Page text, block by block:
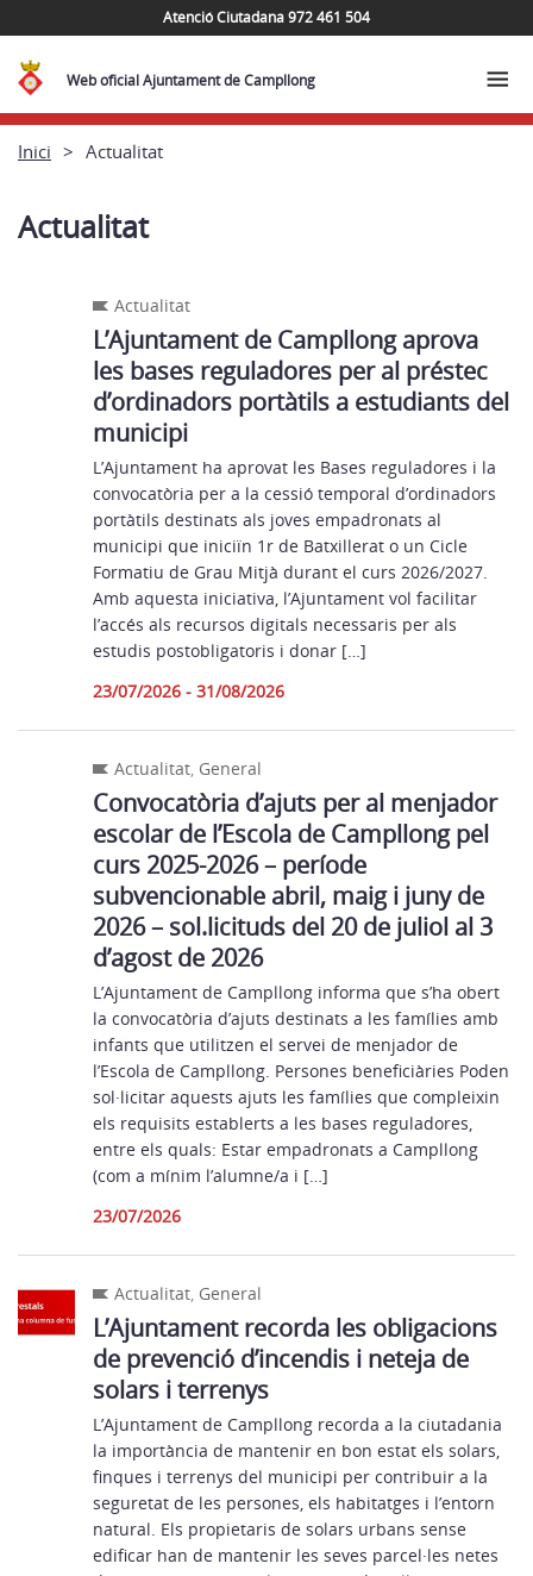
Atenció Ciutadana 972 461 504
Web oficial Ajuntament de Campllong
Inici Actualitat
Actualitat
Actualitat
L’Ajuntament de Campllong aprova
les bases reguladores per al préstec
d’ordinadors portàtils a estudiants del
municipi
L’Ajuntament ha aprovat les Bases reguladores i la
convocatòria per a la cessió temporal d’ordinadors
portàtils destinats als joves empadronats al
municipi que iniciïn 1r de Batxillerat o un Cicle
Formatiu de Grau Mitjà durant el curs 2026/2027.
Amb aquesta iniciativa, l’Ajuntament vol facilitar
l’accés als recursos digitals necessaris per als
estudis postobligatoris i donar […]
23/07/2026 - 31/08/2026
Actualitat, General
Convocatòria d’ajuts per al menjador
escolar de l’Escola de Campllong pel
curs 2025-2026 – període
subvencionable abril, maig i juny de
2026 – sol.licituds del 20 de juliol al 3
d’agost de 2026
L’Ajuntament de Campllong informa que s’ha obert
la convocatòria d’ajuts destinats a les famílies amb
infants que utilitzen el servei de menjador de
l’Escola de Campllong. Persones beneficiàries Poden
sol·licitar aquests ajuts les famílies que compleixin
els requisits establerts a les bases reguladores,
entre els quals: Estar empadronats a Campllong
(com a mínim l’alumne/a i […]
23/07/2026
Actualitat, General
L’Ajuntament recorda les obligacions
de prevenció d’incendis i neteja de
solars i terrenys
L’Ajuntament de Campllong recorda a la ciutadania
la importància de mantenir en bon estat els solars,
finques i terrenys del municipi per contribuir a la
seguretat de les persones, els habitatges i l’entorn
natural. Els propietaris de solars urbans sense
edificar han de mantenir les seves parcel·les netes